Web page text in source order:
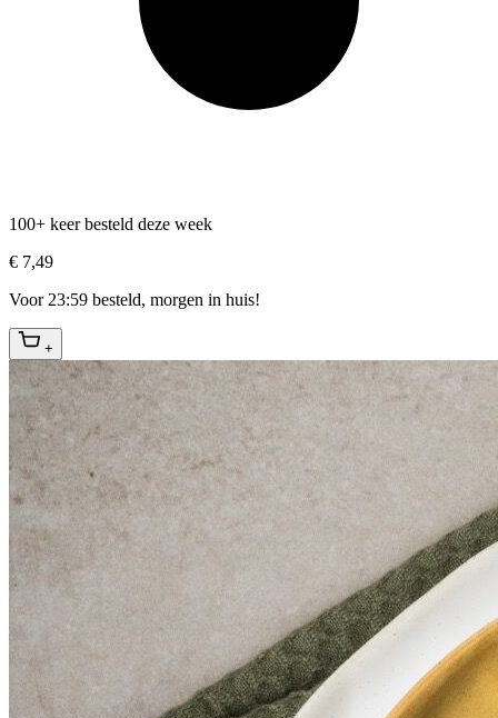
100+ keer besteld deze week
€ 7,49
Voor 23:59 besteld, morgen in huis!
+